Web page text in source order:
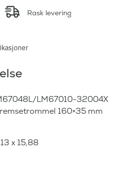
Rask levering
LM67010-32004X
160×35 mm
x 15,88